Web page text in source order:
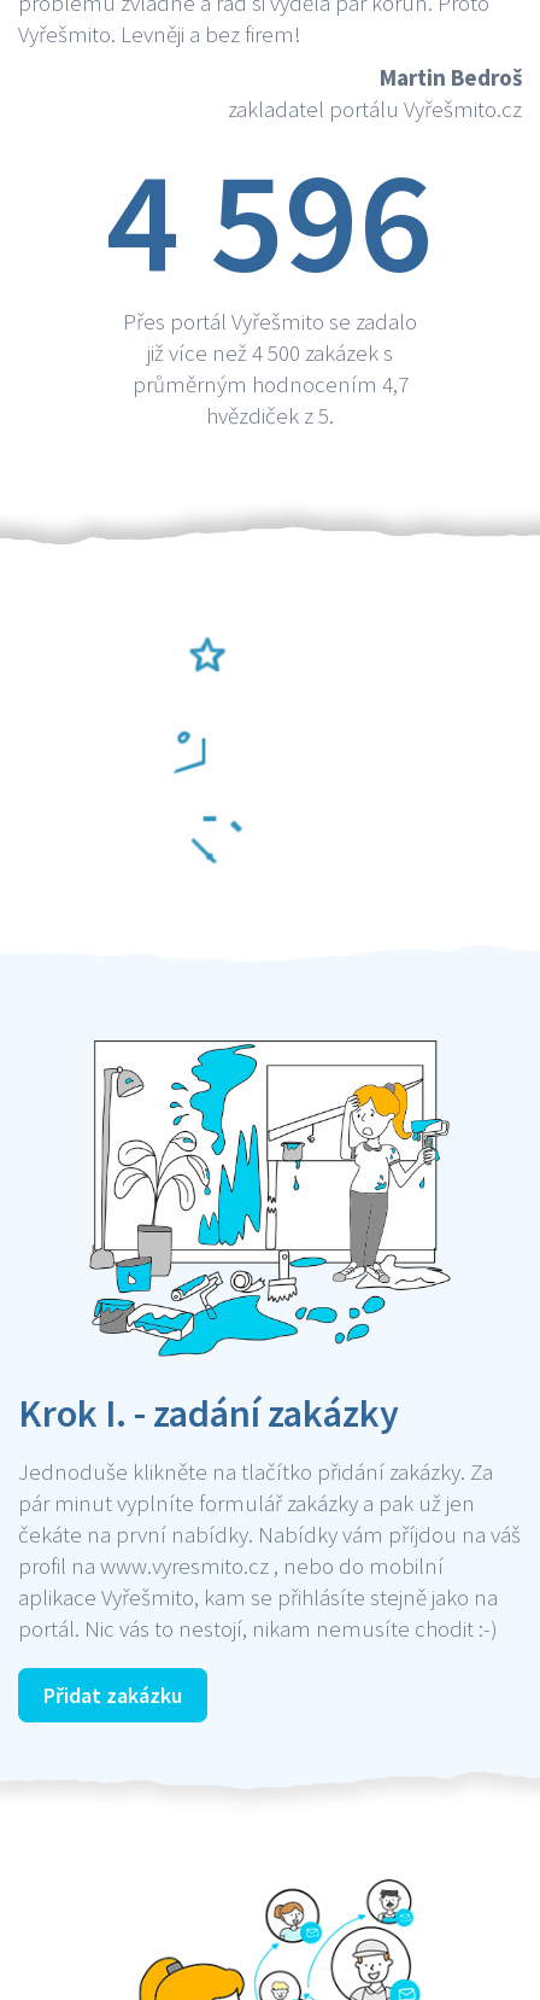
Vyřešmito. Levněji a bez firem!
Martin Bedroš
zakladatel portálu Vyřešmito.cz
4 596
Přes portál Vyřešmito se zadalo
již více než 4 500 zakázek s
průměrným hodnocením 4,7
hvězdiček z 5.
Krok I. - zadání zakázky
Jednoduše klikněte na tlačítko přidání zakázky. Za
pár minut vyplníte formulář zakázky a pak už jen
čekáte na první nabídky. Nabídky vám příjdou na váš
profil na www.vyresmito.cz , nebo do mobilní
aplikace Vyřešmito, kam se přihlásíte stejně jako na
portál. Nic vás to nestojí, nikam nemusíte chodit :-)
Přidat zakázku